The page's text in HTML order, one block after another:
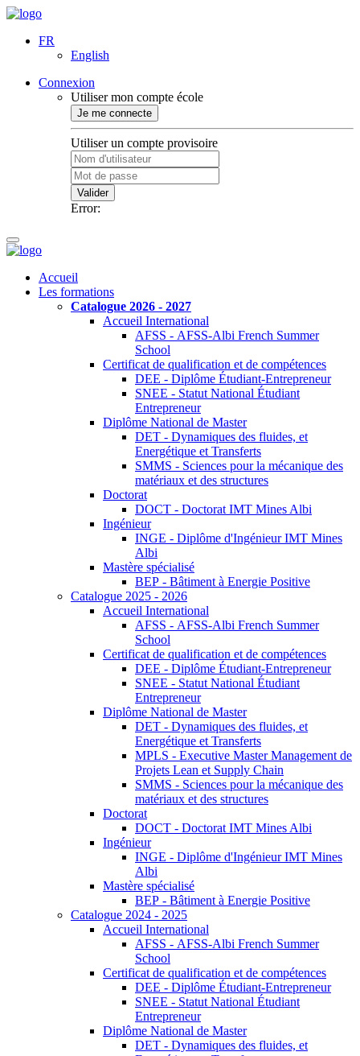
FR
English
Connexion
Utiliser mon compte école
Je me connecte
Utiliser un compte provisoire
Valider
Error:
Accueil
Les formations
Catalogue 2026 - 2027
Accueil International
AFSS - AFSS-Albi French Summer
School
Certificat de qualification et de compétences
DEE - Diplôme Étudiant-Entrepreneur
SNEE - Statut National Étudiant
Entrepreneur
Diplôme National de Master
DET - Dynamiques des fluides, et
Energétique et Transferts
SMMS - Sciences pour la mécanique des
matériaux et des structures
Doctorat
DOCT - Doctorat IMT Mines Albi
Ingénieur
INGE - Diplôme d'Ingénieur IMT Mines
Albi
Mastère spécialisé
BEP - Bâtiment à Energie Positive
Catalogue 2025 - 2026
Accueil International
AFSS - AFSS-Albi French Summer
School
Certificat de qualification et de compétences
DEE - Diplôme Étudiant-Entrepreneur
SNEE - Statut National Étudiant
Entrepreneur
Diplôme National de Master
DET - Dynamiques des fluides, et
Energétique et Transferts
MPLS - Executive Master Management de
Projets Lean et Supply Chain
SMMS - Sciences pour la mécanique des
matériaux et des structures
Doctorat
DOCT - Doctorat IMT Mines Albi
Ingénieur
INGE - Diplôme d'Ingénieur IMT Mines
Albi
Mastère spécialisé
BEP - Bâtiment à Energie Positive
Catalogue 2024 - 2025
Accueil International
AFSS - AFSS-Albi French Summer
School
Certificat de qualification et de compétences
DEE - Diplôme Étudiant-Entrepreneur
SNEE - Statut National Étudiant
Entrepreneur
Diplôme National de Master
DET - Dynamiques des fluides, et